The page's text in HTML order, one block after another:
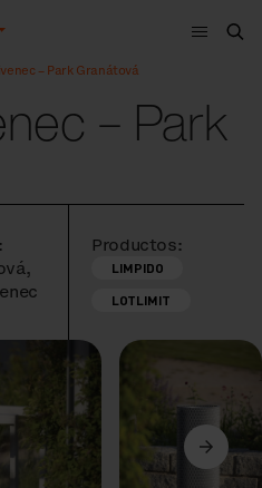
Menú
– Park Granátová
– Park
Productos:
LIMPIDO
LOTLIMIT